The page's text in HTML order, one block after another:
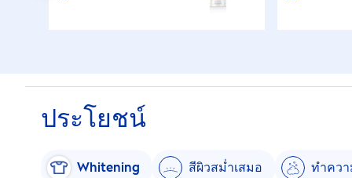
ประโยชน์
Whitening สีผิวสม่ำเสมอ ทำคว